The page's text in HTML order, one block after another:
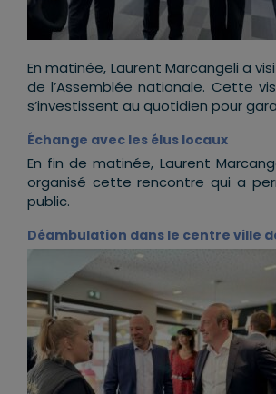
En matinée, Laurent Marcangeli a
de l’Assemblée nationale. Cette
s’investissent au quotidien pour
Échange avec les élus locaux
En fin de matinée, Laurent
organisé cette rencontre qui a
public.
Déambulation dans le centre ville